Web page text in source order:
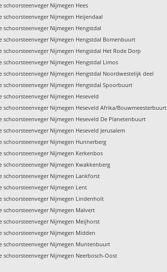
schoorsteenveger Nijmegen Hees
schoorsteenveger Nijmegen Heijendaal
schoorsteenveger Nijmegen Hengstdal
schoorsteenveger Nijmegen Hengstdal Bomenbuurt
schoorsteenveger Nijmegen Hengstdal Het Rode Dorp
schoorsteenveger Nijmegen Hengstdal Limos
schoorsteenveger Nijmegen Hengstdal Noordwestelijk deel
schoorsteenveger Nijmegen Hengstdal Spoorbuurt
schoorsteenveger Nijmegen Heseveld
schoorsteenveger Nijmegen Heseveld Afrika/Bouwmeesterbuurt
schoorsteenveger Nijmegen Heseveld De Planetenbuurt
schoorsteenveger Nijmegen Heseveld Jerusalem
schoorsteenveger Nijmegen Hunnerberg
schoorsteenveger Nijmegen Kerkenbos
schoorsteenveger Nijmegen Kwakkenberg
schoorsteenveger Nijmegen Lankforst
schoorsteenveger Nijmegen Lent
schoorsteenveger Nijmegen Lindenholt
schoorsteenveger Nijmegen Malvert
schoorsteenveger Nijmegen Meijhorst
schoorsteenveger Nijmegen Midden
schoorsteenveger Nijmegen Muntenbuurt
schoorsteenveger Nijmegen Neerbosch-Oost